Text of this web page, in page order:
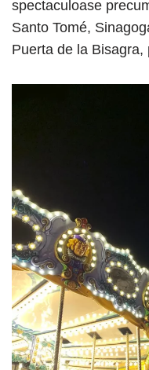
spectaculoase
Santo Tomé,
Puerta de la Bisagra,